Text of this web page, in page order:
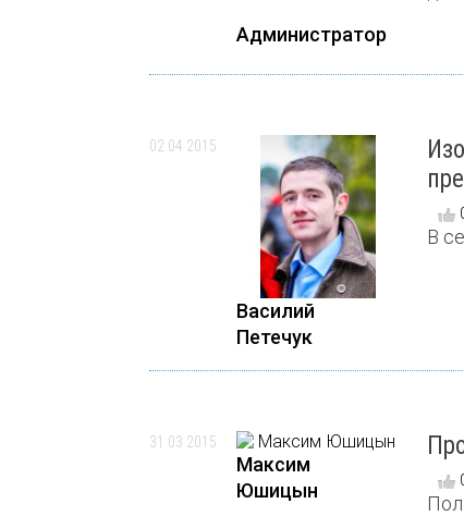
Администратор
02 04 2015
Василий
Петечук
В
31 03 2015
Максим
Юшицын